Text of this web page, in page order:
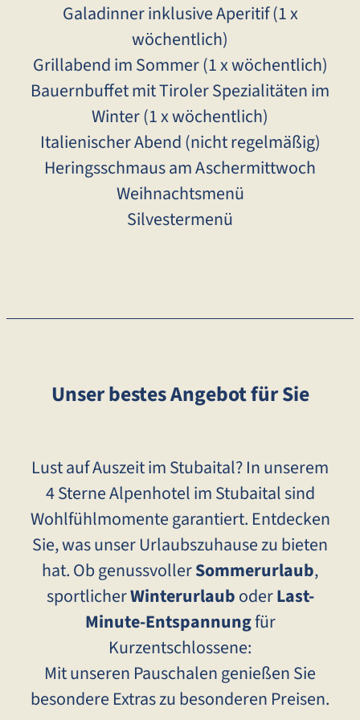
Galadinner inklusive Aperitif (1 x
wöchentlich)
Grillabend im Sommer (1 x wöchentlich)
Bauernbuffet mit Tiroler Spezialitäten im
Winter (1 x wöchentlich)
Italienischer Abend (nicht regelmäßig)
Heringsschmaus am Aschermittwoch
Weihnachtsmenü
Silvestermenü
Unser bestes Angebot für Sie
Lust auf Auszeit im Stubaital? In unserem
4 Sterne Alpenhotel im Stubaital sind
Wohlfühlmomente garantiert. Entdecken
Sie, was unser Urlaubszuhause zu bieten
hat. Ob genussvollerSommerurlaub,
sportlicherWinterurlauboderLast-
Minute-Entspannungfür
Kurzentschlossene:
Mit unseren Pauschalen genießen Sie
besondere Extras zu besonderen Preisen.